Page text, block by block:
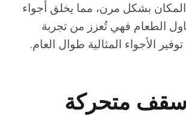
المكان بشكل مرن، مما يخلق أجواء
الطعام فهي تُعزز من تجربة
الأجواء المثالية طوال العام.
متحركة